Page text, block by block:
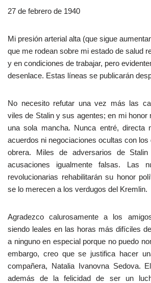
27 de febrero de 1940
Mi presión arterial alta (que sigue
que me rodean sobre mi estado de salud
y en condiciones de trabajar, pero
desenlace. Estas líneas se publicarán
No necesito refutar una vez más las
viles de Stalin y sus agentes; en mi honor
una sola mancha. Nunca entré, directa
acuerdos ni negociaciones ocultas con
obrera. Miles de adversarios de
acusaciones igualmente falsas. Las
revolucionarias rehabilitarán su honor
se lo merecen a los verdugos del Kremlin.
Agradezco calurosamente a los
siendo leales en las horas más difíciles
a ninguno en especial porque no puedo
embargo, creo que se justifica hacer
compañera, Natalia Ivanovna Sedova.
además de la felicidad de ser un